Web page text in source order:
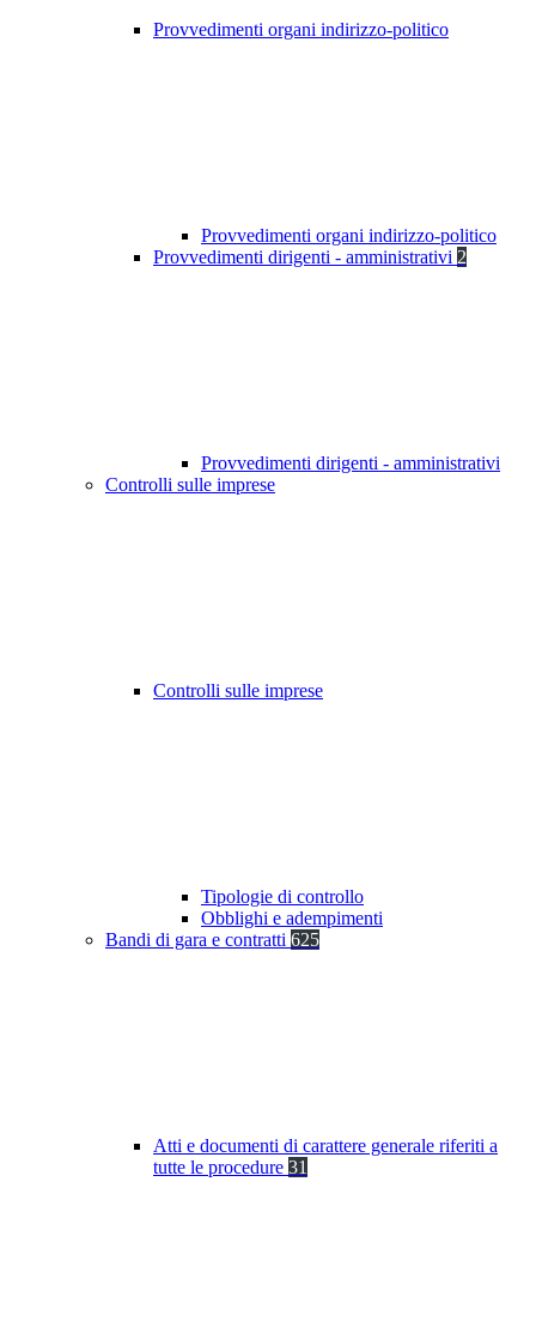
Provvedimenti organi indirizzo-politico
Provvedimenti organi indirizzo-politico
Provvedimenti dirigenti - amministrativi 2
Provvedimenti dirigenti - amministrativi
Controlli sulle imprese
Controlli sulle imprese
Tipologie di controllo
Obblighi e adempimenti
Bandi di gara e contratti 625
Atti e documenti di carattere generale riferiti a
tutte le procedure 31